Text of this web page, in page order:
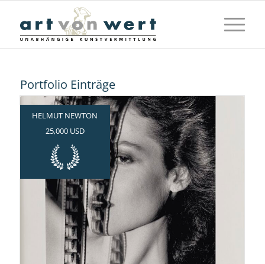
Portfolio Einträge
HELMUT NEWTON
25,000 USD